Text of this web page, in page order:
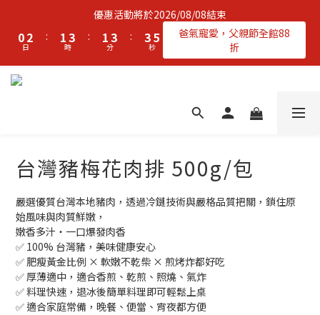
優惠活動將於2026/08/08結束
02
1
0
日
:
1
0
3
2
1
時
:
3
2
1
0
5
4
3
2
1
分
:
5
4
3
2
1
6
4
秒
爸氣寵愛，父親節全館88
折
台灣豬梅花肉排 500g/包
嚴選優質台灣本地豬肉，透過冷鏈技術與嚴格品質把關，鎖住原
始風味與肉質鮮嫩，
嫩香多汁・一口爆發肉香
✅ 100% 台灣豬，美味健康安心
✅ 肥瘦黃金比例 × 軟嫩不乾柴 × 煎烤炸都好吃
✅ 厚薄適中，適合香煎、乾煎、照燒、氣炸
✅ 料理快速，退冰後簡單料理即可輕鬆上桌
✅ 適合家庭常備，晚餐、便當、宵夜都方便